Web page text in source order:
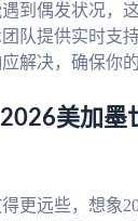
到偶发状况，
队提供实时支
解决，确保你
美加墨
更远些，想象